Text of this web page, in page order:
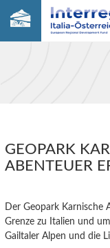
GEOPARK
ABENTEUER
Der Geopark Karnische
Grenze zu Italien und
Gailtaler Alpen und die